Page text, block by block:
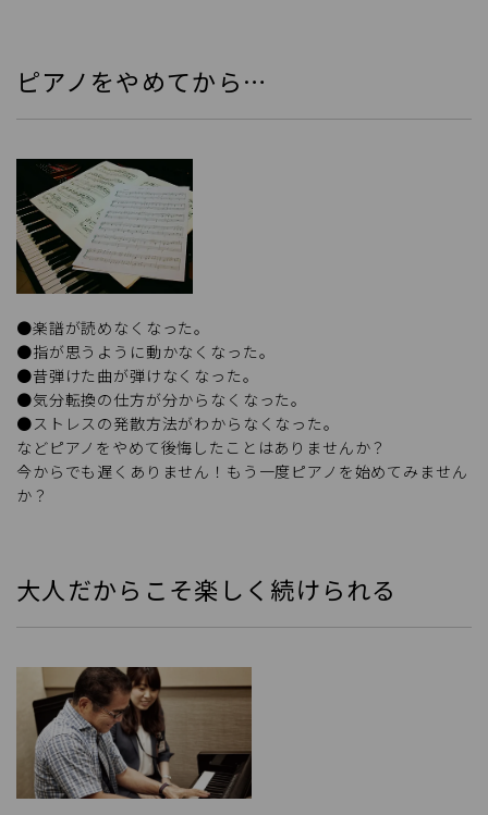
ピアノをやめてから…
●楽譜が読めなくなった。
●指が思うように動かなくなった。
●昔弾けた曲が弾けなくなった。
●気分転換の仕方が分からなくなった。
●ストレスの発散方法がわからなくなった。
などピアノをやめて後悔したことはありませんか？
今からでも遅くありません！もう一度ピアノを始めてみません
か？
大人だからこそ楽しく続けられる